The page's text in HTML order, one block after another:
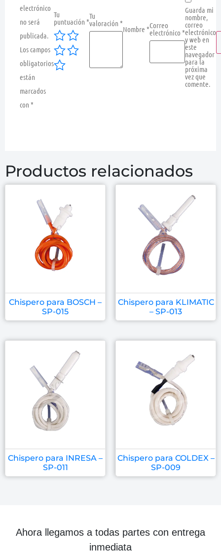
electrónico
no será
publicada.
Los campos
obligatorios
están
marcados
con *
Tu
puntuación *
Tu
valoración *
Nombre *Correo
electrónico *
Guarda mi
nombre,
correo
electrónico
y web en
este
navegador
para la
próxima
vez que
comente.
Productos relacionados
Chispero para BOSCH –
SP-015
Chispero para KLIMATIC
– SP-013
Chispero para INRESA –
SP-011
Chispero para COLDEX –
SP-009
Ahora llegamos a todas partes con entrega
inmediata